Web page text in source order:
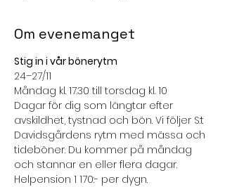
Om evenemanget
Stig in i vår bönerytm
24–27/11
Måndag kl. 17.30 till torsdag kl. 10
Dagar för dig som längtar efter
avskildhet, tystnad och bön. Vi följer S:t
Davidsgårdens rytm med mässa och
tideböner. Du kommer på måndag
och stannar en eller flera dagar.
Helpension 1 170:- per dygn.